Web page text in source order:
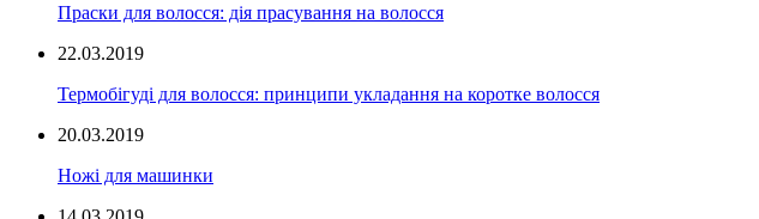
Праски для волосся: дія прасування на волосся
22.03.2019
Термобігуді для волосся: принципи укладання на коротке волосся
20.03.2019
Ножі для машинки